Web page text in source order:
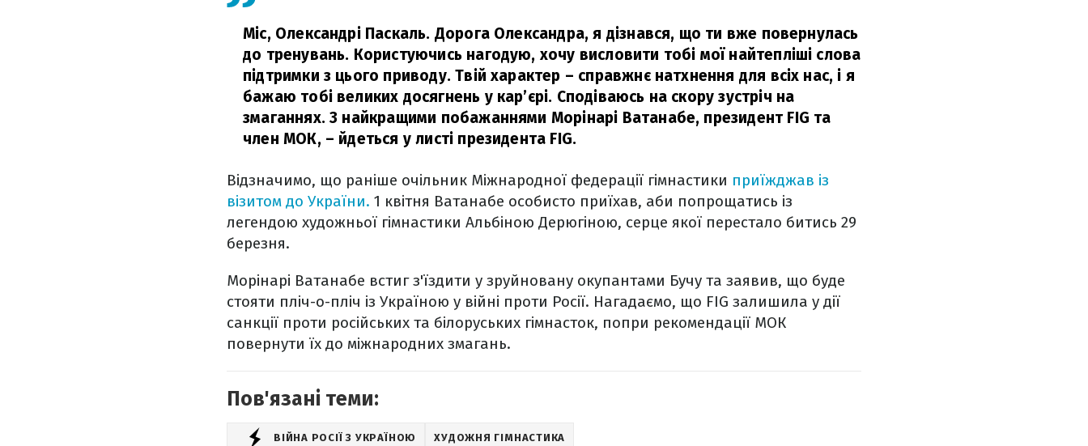
Міс, Олександрі Паскаль. Дорога Олександра, я дізнався, що ти вже повернулась
до тренувань. Користуючись нагодую, хочу висловити тобі мої найтепліші слова
підтримки з цього приводу. Твій характер – справжнє натхнення для всіх нас, і я
бажаю тобі великих досягнень у кар’єрі. Сподіваюсь на скору зустріч на
змаганнях. З найкращими побажаннями Морінарі Ватанабе, президент FIG та
член МОК, – йдеться у листі президента FIG.
Відзначимо, що раніше очільник Міжнародної федерації гімнастики приїжджав із
візитом до України. 1 квітня Ватанабе особисто приїхав, аби попрощатись із
легендою художньої гімнастики Альбіною Дерюгіною, серце якої перестало битись 29
березня.
Морінарі Ватанабе встиг з'їздити у зруйновану окупантами Бучу та заявив, що буде
стояти пліч-о-пліч із Україною у війні проти Росії. Нагадаємо, що FIG залишила у дії
санкції проти російських та білоруських гімнасток, попри рекомендації МОК
повернути їх до міжнародних змагань.
Пов'язані теми:
ВІЙНА РОСІЇ З УКРАЇНОЮ ХУДОЖНЯ ГІМНАСТИКА